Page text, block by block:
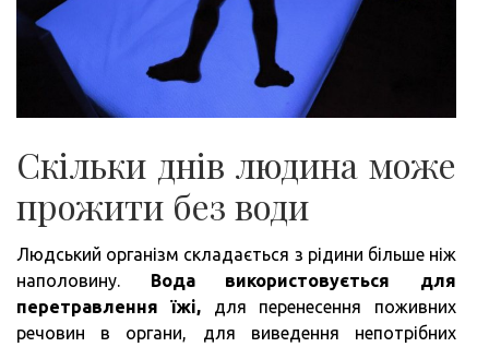
Скільки днів людина може
прожити без води
Людський організм складається з рідини більше ніж
наполовину. Вода використовується для
перетравлення їжі,для перенесення поживних
речовин в органи, для виведення непотрібних